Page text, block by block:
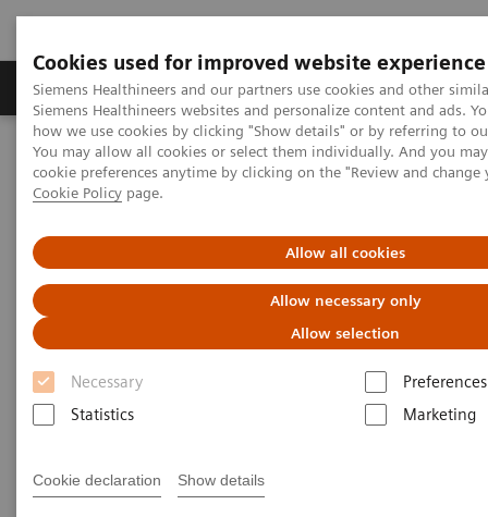
Cookies used for improved website experience
Siemens Healthineers and our partners use cookies and other
Siemens Healthineers websites and personalize content and ads.
how we use cookies by clicking "Show details" or by referring to
You may allow all cookies or select them individually. And you
cookie preferences anytime by clicking on the "Review and
Cookie Policy page.
Allow all cookies
Allow necessary only
Allow selection
Necessary
Preferences
Statistics
Marketing
Cookie declaration Show details
Soluzioni e servizi Insights La nostra
Home Healthcare IT Syngo Carbon Moresyngo.via topics
Moresyngo.via topics
syngo .via User Meetings
seat for the 4thInternational